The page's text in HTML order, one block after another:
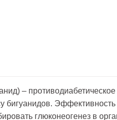
–
бигуанидов.
глюконеогенез в